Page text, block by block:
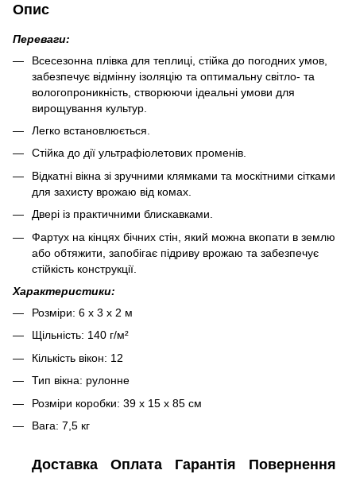
Опис
Переваги:
Всесезонна плівка для теплиці, стійка до погодних умов,
забезпечує відмінну ізоляцію та оптимальну світло- та
вологопроникність, створюючи ідеальні умови для
вирощування культур.
Легко встановлюється.
Стійка до дії ультрафіолетових променів.
Відкатні вікна зі зручними клямками та москітними сітками
для захисту врожаю від комах.
Двері із практичними блискавками.
Фартух на кінцях бічних стін, який можна вкопати в землю
або обтяжити, запобігає підриву врожаю та забезпечує
стійкість конструкції.
Характеристики:
Розміри: 6 x 3 x 2 м
Щільність: 140 г/м²
Кількість вікон: 12
Тип вікна: рулонне
Розміри коробки: 39 x 15 x 85 см
Вага: 7,5 кг
Доставка Оплата Гарантія Повернення